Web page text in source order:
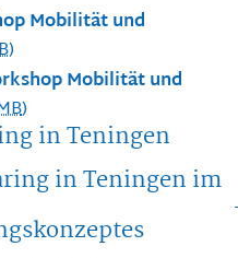
Mobilität und
)
Mobilität und
)
in Teningen
in Teningen im